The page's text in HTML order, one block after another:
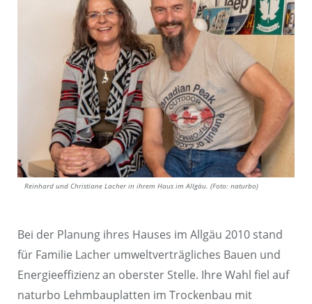
Reinhard und Christiane Lacher in ihrem Haus im Allgäu. (Foto: naturbo)
Bei der Planung ihres Hauses im Allgäu 2010 stand
für Familie Lacher umweltverträgliches Bauen und
Energieeffizienz an oberster Stelle. Ihre Wahl fiel auf
naturbo Lehmbauplatten im Trockenbau mit